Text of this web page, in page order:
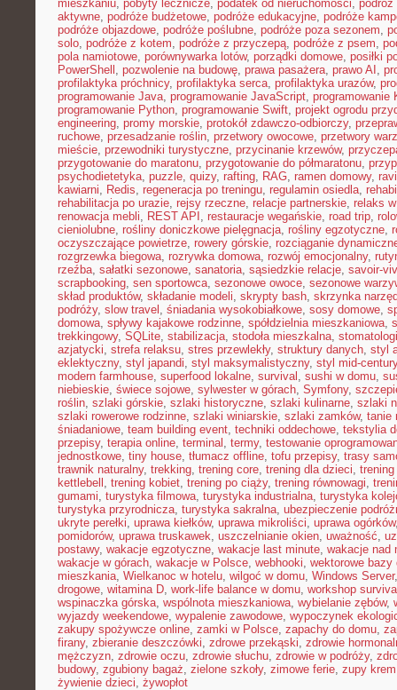
mieszkaniu, pobyty lecznicze, podatek od nieruchomości, podróż
aktywne, podróże budżetowe, podróże edukacyjne, podróże
podróże objazdowe, podróże poślubne, podróże poza sezonem,
solo, podróże z kotem, podróże z przyczepą, podróże z psem,
pola namiotowe, porównywarka lotów, porządki domowe, posiłki
PowerShell , pozwolenie na budowę, prawa pasażera, prawo AI ,
profilaktyka próchnicy, profilaktyka serca, profilaktyka urazów,
programowanie Java, programowanie JavaScript, programowanie
programowanie Python, programowanie Swift, projekt ogrodu
engineering, promy morskie, protokół zdawczo-odbiorczy,
ruchowe, przesadzanie roślin, przetwory owocowe, przetwory
mieście, przewodniki turystyczne, przycinanie krzewów,
przygotowanie do maratonu, przygotowanie do półmaratonu,
psychodietetyka, puzzle, quizy, rafting, RAG, ramen domowy,
kawiarni, Redis, regeneracja po treningu, regulamin osiedla,
rehabilitacja po urazie, rejsy rzeczne, relacje partnerskie, relaks
renowacja mebli, REST API , restauracje wegańskie, road trip,
cieniolubne, rośliny doniczkowe pielęgnacja, rośliny egzotyczne,
oczyszczające powietrze, rowery górskie, rozciąganie
rozgrzewka biegowa, rozrywka domowa, rozwój emocjonalny,
rzeźba, sałatki sezonowe, sanatoria, sąsiedzkie relacje, savoir-
scrapbooking, sen sportowca, sezonowe owoce, sezonowe
skład produktów, składanie modeli, skrypty bash, skrzynka
podróży, slow travel , śniadania wysokobiałkowe, sosy domowe,
domowa, spływy kajakowe rodzinne, spółdzielnia mieszkaniowa,
trekkingowy, SQLite, stabilizacja, stodoła mieszkalna,
azjatycki, strefa relaksu, stres przewlekły, struktury danych, styl
eklektyczny, styl japandi, styl maksymalistyczny, styl mid-century
modern farmhouse, superfood lokalne, survival , sushi w domu,
niebieskie, świece sojowe, sylwester w górach, Symfony,
roślin, szlaki górskie, szlaki historyczne, szlaki kulinarne, szlaki
szlaki rowerowe rodzinne, szlaki winiarskie, szlaki zamków, tanie
śniadaniowe, team building event, techniki oddechowe, tekstylia
przepisy, terapia online, terminal , termy, testowanie
jednostkowe, tiny house, tłumacz offline, tofu przepisy, trasy
trawnik naturalny, trekking, trening core, trening dla dzieci,
kettlebell , trening kobiet, trening po ciąży, trening równowagi,
gumami, turystyka filmowa, turystyka industrialna, turystyka
turystyka przyrodnicza, turystyka sakralna, ubezpieczenie
ukryte perełki, uprawa kiełków, uprawa mikroliści, uprawa ogórków
pomidorów, uprawa truskawek, uszczelnianie okien, uważność,
postawy, wakacje egzotyczne, wakacje last minute, wakacje nad
wakacje w górach, wakacje w Polsce, webhooki, wektorowe bazy
mieszkania, Wielkanoc w hotelu, wilgoć w domu, Windows Server
drogowe, witamina D, work-life balance w domu, workshop
wspinaczka górska, wspólnota mieszkaniowa, wybielanie zębów,
wyjazdy weekendowe, wypalenie zawodowe, wypoczynek
zakupy spożywcze online, zamki w Polsce, zapachy do domu,
firany, zbieranie deszczówki, zdrowe przekąski, zdrowie
mężczyzn, zdrowie oczu, zdrowie słuchu, zdrowie w podróży,
budowy, zgubiony bagaż, zielone szkoły, zimowe ferie, zupy krem
żywienie dzieci, żywopłot